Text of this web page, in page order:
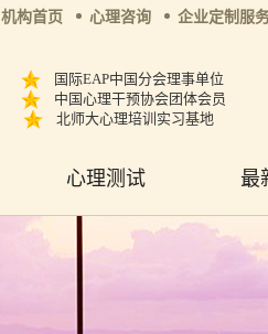
机构首页 心理咨询 企业定制服
国际EAP中国分会理事单位
中国心理干预协会团体会员
北师大心理培训实习基地
心理测试 最